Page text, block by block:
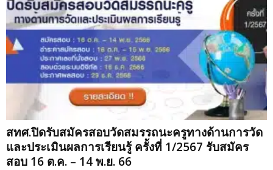
สทศ.ปิดรับสมัครสอบวัดสมรรถนะครูทางด้านการวัด
และประเมินผลการเรียนรู้ ครั้งที่ 1/2567 รับสมัคร
สอบ 16 ต.ค. – 14 พ.ย. 66